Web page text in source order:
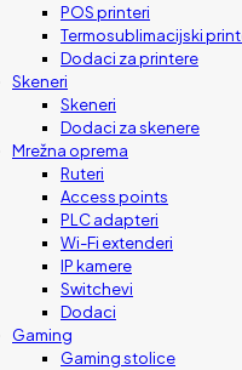
POS printeri
Termosublimacijski
Dodaci za printere
Skeneri
Skeneri
Dodaci za skenere
Mrežna oprema
Ruteri
Access points
PLC adapteri
Wi-Fi extenderi
IP kamere
Switchevi
Dodaci
Gaming
Gaming stolice